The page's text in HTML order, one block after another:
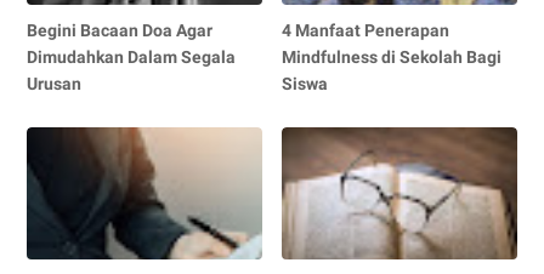
Begini Bacaan Doa Agar
Dimudahkan Dalam Segala
Urusan
4 Manfaat Penerapan
Mindfulness di Sekolah Bagi
Siswa